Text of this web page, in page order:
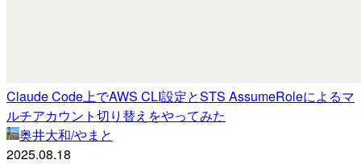
Claude Code上でAWS CLI設定とSTS AssumeRoleによるマ
ルチアカウント切り替えをやってみた
奥井大和/やまと
2025.08.18